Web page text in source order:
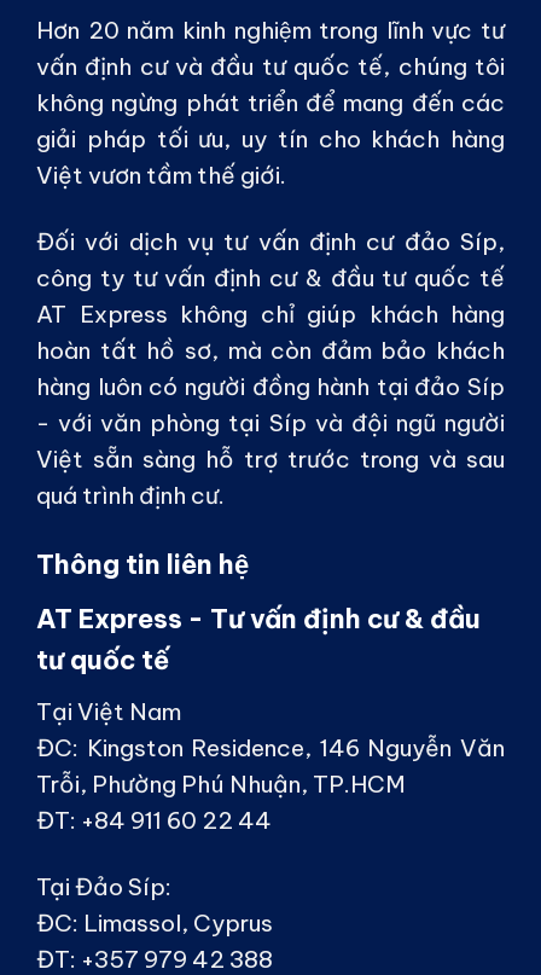
Hơn 20 năm kinh nghiệm trong lĩnh vực tư
vấn định cư và đầu tư quốc tế, chúng tôi
không ngừng phát triển để mang đến các
giải pháp tối ưu, uy tín cho khách hàng
Việt vươn tầm thế giới.
Đối với dịch vụ tư vấn định cư đảo Síp,
công ty tư vấn định cư & đầu tư quốc tế
AT Express không chỉ giúp khách hàng
hoàn tất hồ sơ, mà còn đảm bảo khách
hàng luôn có người đồng hành tại đảo Síp
- với văn phòng tại Síp và đội ngũ người
Việt sẵn sàng hỗ trợ trước trong và sau
quá trình định cư.
Thông tin liên hệ
AT Express - Tư vấn định cư & đầu
tư quốc tế
Tại Việt Nam
ĐC: Kingston Residence, 146 Nguyễn Văn
Trỗi, Phường Phú Nhuận, TP.HCM
ĐT: +84 911 60 22 44
Tại Đảo Síp:
ĐC: Limassol, Cyprus
ĐT: +357 979 42 388